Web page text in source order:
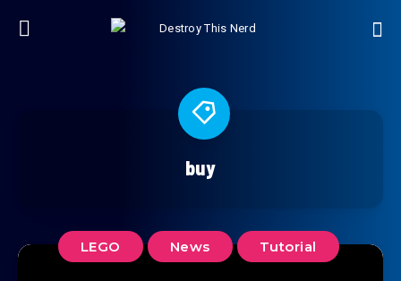
buy
LEGO News Tutorial